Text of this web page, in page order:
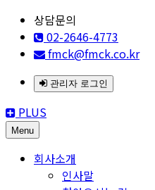
상담문의
02-2646-4773
fmck@fmck.co.kr
관리자 로그인
PLUS
Menu
회사소개
인사말